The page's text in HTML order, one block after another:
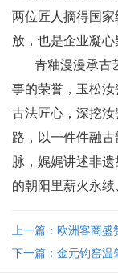
两位匠人摘得国
放，也是企业凝心
青釉漫漫承古艺
事的荣誉，玉松
古法匠心，深挖
路，以一件件融
脉，娓娓讲述非
的朝阳里薪火永续
上一篇：欧洲客商
下一篇：金元钧窑温